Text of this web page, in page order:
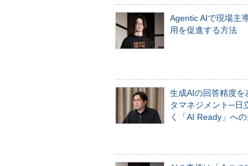
Agentic AIで現場主
用を促進する方法
生成AIの回答精度を
タマネジメント─日
く「AI Ready」へ